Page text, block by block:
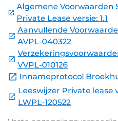
Algemene
Private Lease versie: 1.1
Aanvullende
AVPL-040322
VVPL-010126
Innameprotocol
Leeswijzer Private lease
LWPL-120522